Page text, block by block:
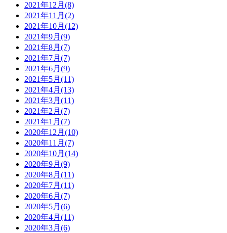
2021年12月(8)
2021年11月(2)
2021年10月(12)
2021年9月(9)
2021年8月(7)
2021年7月(7)
2021年6月(9)
2021年5月(11)
2021年4月(13)
2021年3月(11)
2021年2月(7)
2021年1月(7)
2020年12月(10)
2020年11月(7)
2020年10月(14)
2020年9月(9)
2020年8月(11)
2020年7月(11)
2020年6月(7)
2020年5月(6)
2020年4月(11)
2020年3月(6)